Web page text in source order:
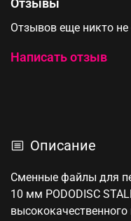
Отзывы
Отзывов еще никто не
Написать отзыв
Описание
Сменные файлы для
10 мм PODODISC